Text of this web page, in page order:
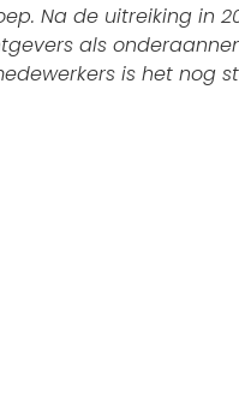
Na de uitreiking in
als
is het nog